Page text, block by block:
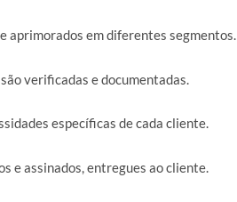
aprimorados em diferentes segmentos.
verificadas e documentadas.
específicas de cada cliente.
e assinados, entregues ao cliente.